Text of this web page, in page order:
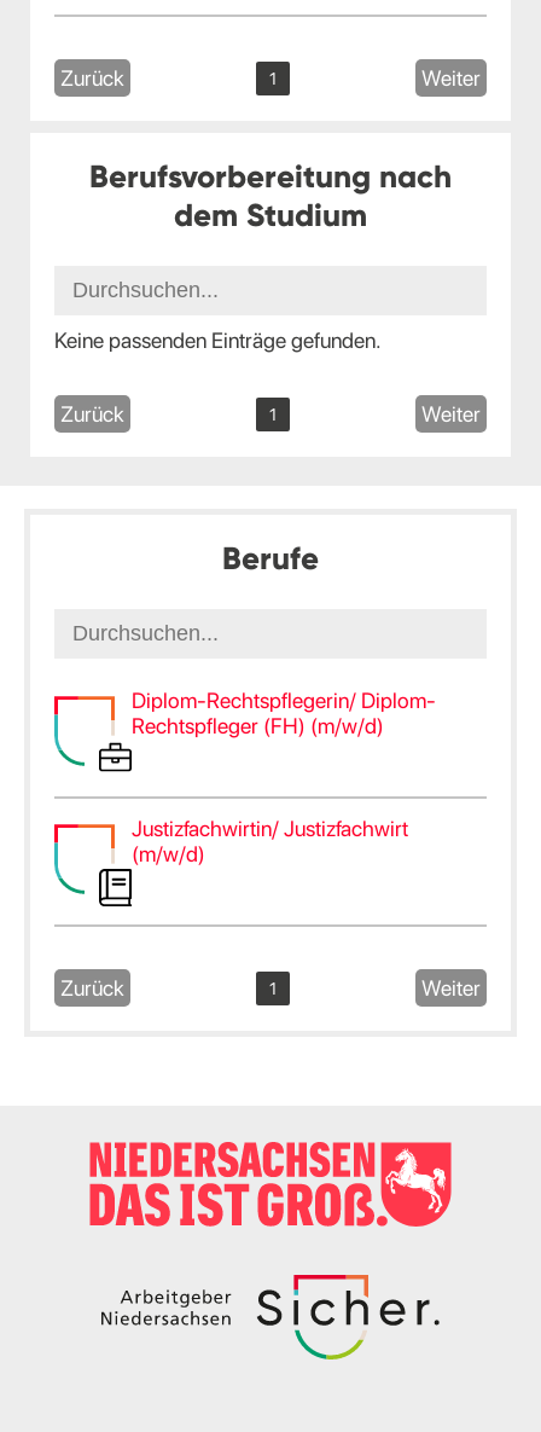
Zurück 1 Weiter
Berufsvorbereitung nach
dem Studium
Keine passenden Einträge gefunden.
Zurück 1 Weiter
Berufe
Diplom-Rechtspflegerin/ Diplom-
Rechtspfleger (FH) (m/w/d)
Justizfachwirtin/ Justizfachwirt
(m/w/d)
Zurück 1 Weiter